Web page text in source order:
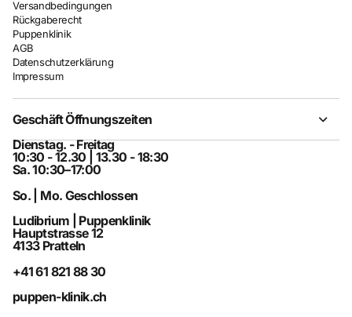
Versandbedingungen
Rückgaberecht
Puppenklinik
AGB
Datenschutzerklärung
Impressum
Geschäft Öffnungszeiten
Dienstag. - Freitag
10:30 - 12.30 | 13.30 - 18:30
Sa. 10:30–17:00
So. | Mo. Geschlossen
Ludibrium | Puppenklinik
Hauptstrasse 12
4133 Pratteln
+41 61 821 88 30
puppen-klinik.ch